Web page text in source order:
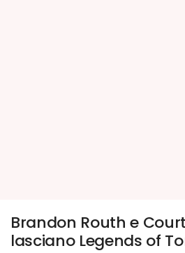
Brandon Routh e
lasciano Legends of